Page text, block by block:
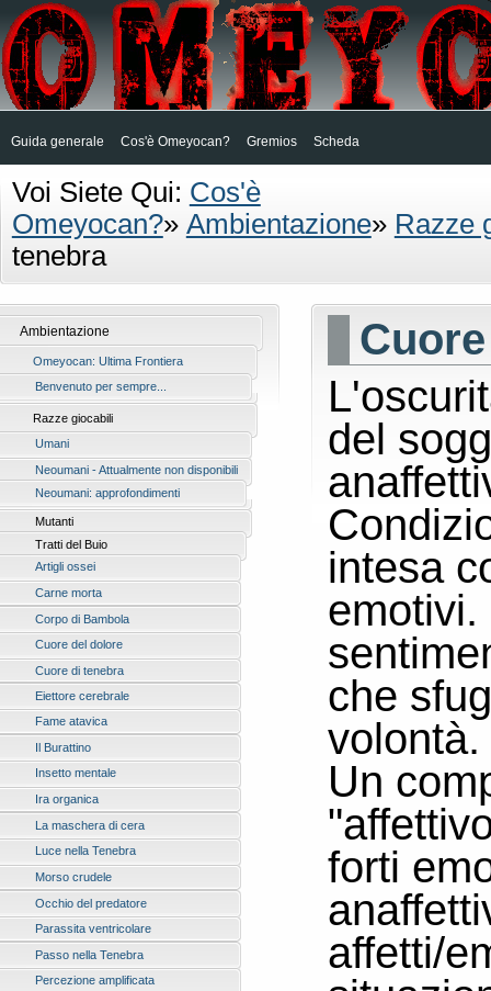
Guida generale Cos'è Omeyocan? Gremios Scheda
Voi Siete Qui: Cos'è
Omeyocan?» Ambientazione» Razze
tenebra
Ambientazione
Omeyocan: Ultima Frontiera
Benvenuto per sempre...
Razze giocabili
Umani
Neoumani - Attualmente non disponibili
Neoumani: approfondimenti
Mutanti
Tratti del Buio
Artigli ossei
Carne morta
Corpo di Bambola
Cuore del dolore
Cuore di tenebra
Eiettore cerebrale
Fame atavica
Il Burattino
Insetto mentale
Ira organica
La maschera di cera
Luce nella Tenebra
Morso crudele
Occhio del predatore
Parassita ventricolare
Passo nella Tenebra
Percezione amplificata
del
intesa
emotivi.
che
Un
forti
affetti/